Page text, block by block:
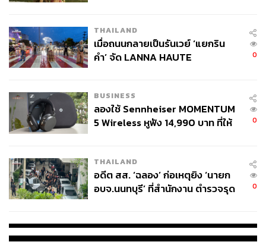
THAILAND
เมื่อถนนกลายเป็นรันเวย์ ‘แยกริน
คำ’ จัด LANNA HAUTE
0
BUSINESS
ลองใช้ Sennheiser MOMENTUM
5 Wireless หูฟัง 14,990 บาท ที่ให้
0
THAILAND
อดีต สส. ‘ฉลอง’ ก่อเหตุยิง ‘นายก
อบจ.นนทบุรี’ ที่สำนักงาน ตำรวจรุด
0